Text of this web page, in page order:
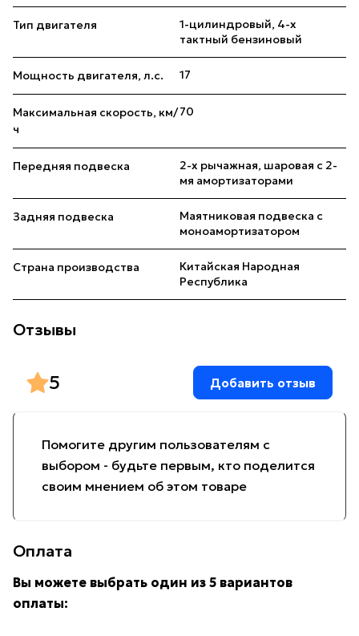
Тип двигателя
1-цилиндровый, 4-х
тактный бензиновый
Мощность двигателя, л.с. 17
Максимальная скорость, км/
ч
70
Передняя подвеска
2-х рычажная, шаровая с 2-
мя амортизаторами
Задняя подвеска
Маятниковая подвеска с
моноамортизатором
Страна производства
Китайская Народная
Республика
Отзывы
Помогите другим пользователям с
выбором - будьте первым, кто поделится
своим мнением об этом товаре
5 Добавить отзыв
Оплата
Вы можете выбрать один из 5 вариантов
оплаты: